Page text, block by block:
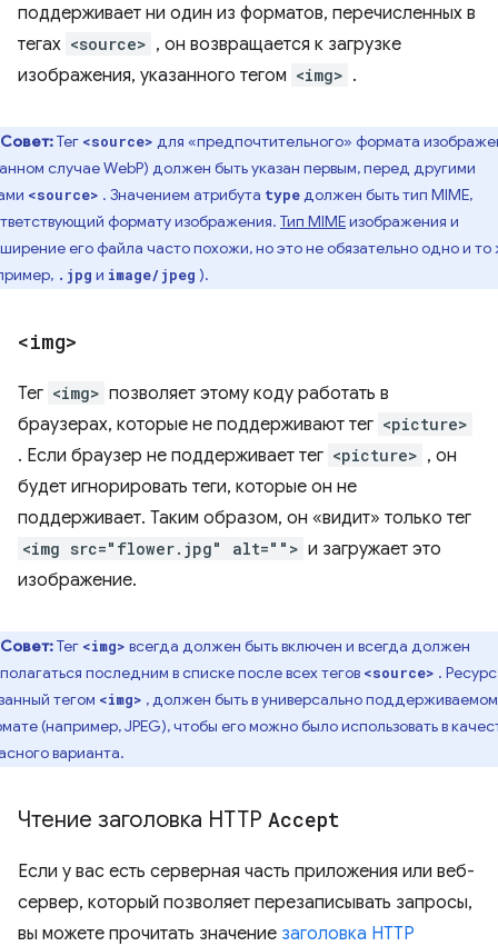
поддерживает ни один из форматов, перечисленных в
тегах <source> , он возвращается к загрузке
изображения, указанного тегом <img> .
Совет:Тег <source> для «предпочтительного» формата
случае WebP) должен быть указан первым, перед другими
<source> . Значением атрибута typeдолжен быть тип MIME,
формату изображения. Тип MIMEизображения и
его файла часто похожи, но это не обязательно одно и то
.jpg и image/jpeg ).
<img>
Тег <img> позволяет этому коду работать в
браузерах, которые не поддерживают тег <picture>
. Если браузер не поддерживает тег <picture> , он
будет игнорировать теги, которые он не
поддерживает. Таким образом, он «видит» только тег
<img src="flower.jpg" alt=""> и загружает это
изображение.
Совет:Тег <img> всегда должен быть включен и всегда должен
последним в списке после всех тегов <source> .
тегом <img> , должен быть в универсально поддерживаемом
(например, JPEG), чтобы его можно было использовать в
варианта.
Чтение заголовка HTTP Accept
Если у вас есть серверная часть приложения или веб-
сервер, который позволяет перезаписывать запросы,
вы можете прочитать значение заголовка HTTP